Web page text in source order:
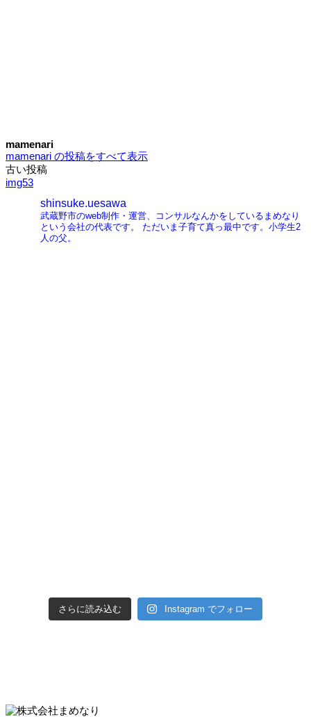
mamenari
mamenari の投稿をすべて表示
投
古い投稿
img53
shinsuke.uesawa
武蔵野市のweb制作・運営、コンサルなんかをしているまめなり
という会社の代表です。
ただいま子育て真っ最中です。小学生2
人の父。
さらに読み込む Instagram でフォロー